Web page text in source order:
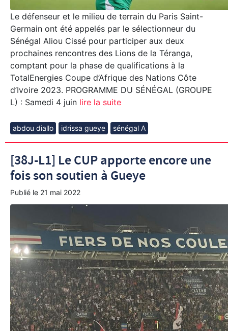
Le défenseur et le milieu de terrain du Paris Saint-
Germain ont été appelés par le sélectionneur du
Sénégal Aliou Cissé pour participer aux deux
prochaines rencontres des Lions de la Téranga,
comptant pour la phase de qualifications à la
TotalEnergies Coupe d’Afrique des Nations Côte
d’Ivoire 2023. PROGRAMME DU SÉNÉGAL (GROUPE
L) : Samedi 4 juin lire la suite
abdou diallo idrissa gueye sénégal A
[38J-L1] Le CUP apporte encore une
fois son soutien à Gueye
Publié le 21 mai 2022